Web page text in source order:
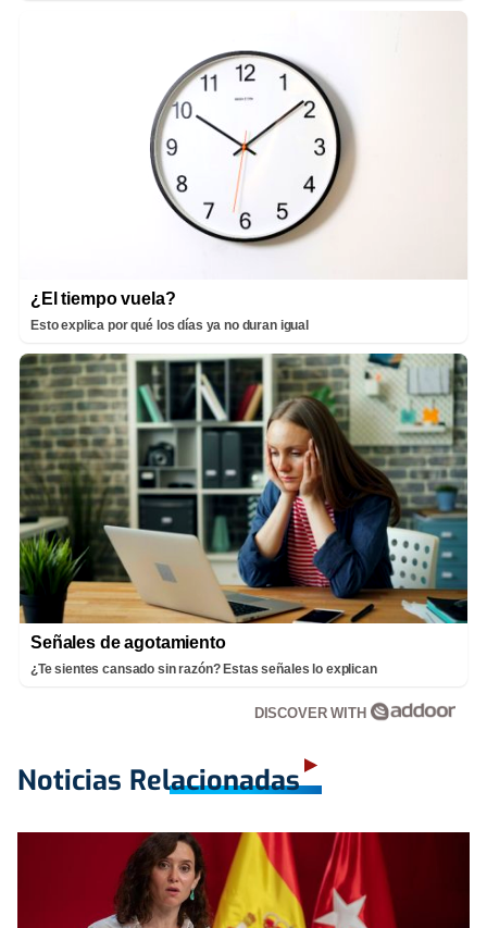
¿El tiempo vuela?
Esto explica por qué los días ya no duran igual
Señales de agotamiento
¿Te sientes cansado sin razón? Estas señales lo explican
DISCOVER WITH
Noticias Relacionadas